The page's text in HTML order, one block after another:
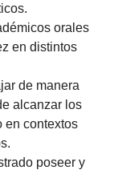
orales
en distintos
de manera
alcanzar los
en contextos
poseer y